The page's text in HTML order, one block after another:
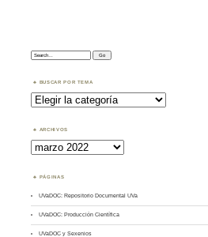
Search:
BUSCAR POR TEMA
Buscar
por
Tema
ARCHIVOS
Archivos
PÁGINAS
UVaDOC: Repositorio Documental UVa
UVaDOC: Producción Científica
UVaDOC y Sexenios